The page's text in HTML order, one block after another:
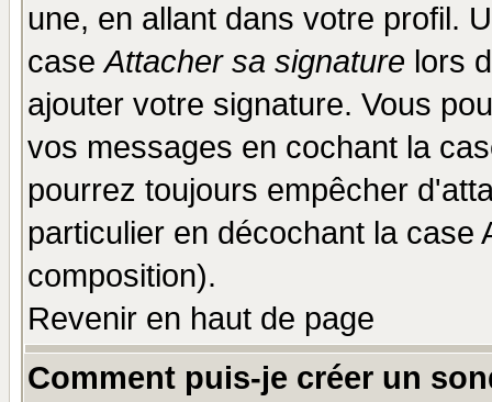
une, en allant dans votre profil.
caseAttacher sa signature lors
ajouter votre signature. Vous
vos messages en cochant la
pourrez toujours empêcher
particulier en décochant la
composition).
Revenir en haut de page
Comment puis-je créer un